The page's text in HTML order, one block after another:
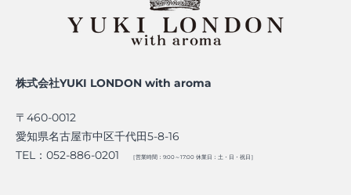
株式会社YUKI LONDON with aroma
〒460-0012
愛知県名古屋市中区千代田5-8-16
TEL：052-886-0201
［営業時間：9:00～17:00 休業日：土・日・祝日］